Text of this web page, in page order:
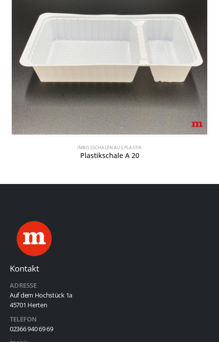
IMBISSSCHALEN AUS PLASTIK
Plastikschale A 20
Kontakt
ADRESSE
Auf dem Hochstück 1a
45701 Herten
TELEFON
02366 940 69 69